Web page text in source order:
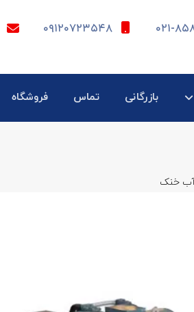
۰۹۱۲۰۷۲۳۵۴۸ ۸۵۸۳
بازرگانی تماس فروشگاه
آب خنک